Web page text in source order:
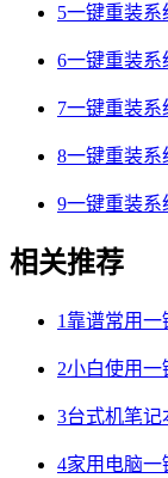
5一键重装系
6一键重装系
7一键重装系
8一键重装系
9一键重装系
相关推荐
1 靠谱常用
2小白使用一
3台式机笔
4家用电脑